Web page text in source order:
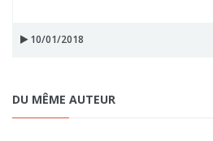
10/01/2018
DU MÊME AUTEUR